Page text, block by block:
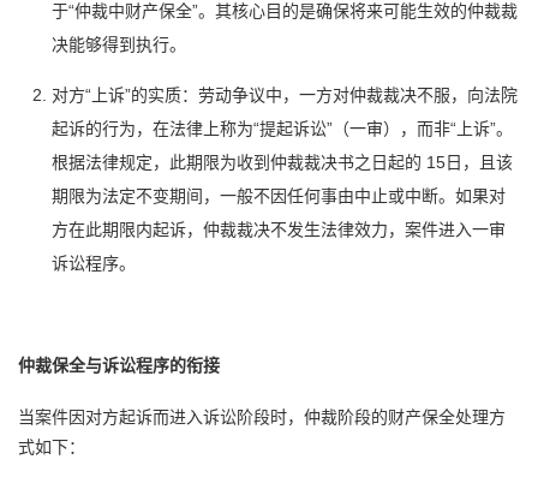
于“仲裁中财产保全”。其核心目的是确保将来可能生效的仲裁裁
决能够得到执行。
对方“上诉”的实质：劳动争议中，一方对仲裁裁决不服，向法院
起诉的行为，在法律上称为“提起诉讼”（一审），而非“上诉”。
根据法律规定，此期限为收到仲裁裁决书之日起的 15日，且该
期限为法定不变期间，一般不因任何事由中止或中断。如果对
方在此期限内起诉，仲裁裁决不发生法律效力，案件进入一审
诉讼程序。
仲裁保全与诉讼程序的衔接
当案件因对方起诉而进入诉讼阶段时，仲裁阶段的财产保全处理方
式如下：